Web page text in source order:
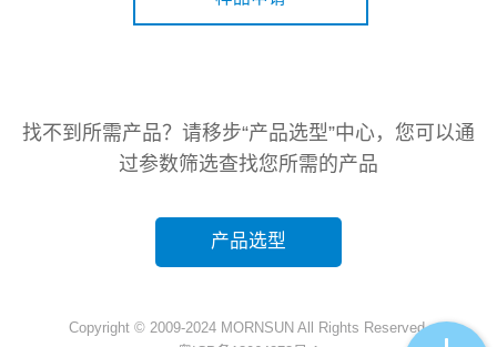
找不到所需产品？请移步“产品选型”中心，您可以通
过参数筛选查找您所需的产品
产品选型
Copyright © 2009-2024 MORNSUN All Rights Reserved.